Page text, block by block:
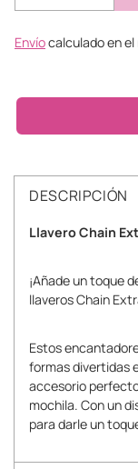
Envíocalculado en
DESCRIPCIÓN
Llavero Chain
¡Añade un toque
llaveros Chain
Estos
formas divertidas
accesorio
mochila. Con un
para darle un